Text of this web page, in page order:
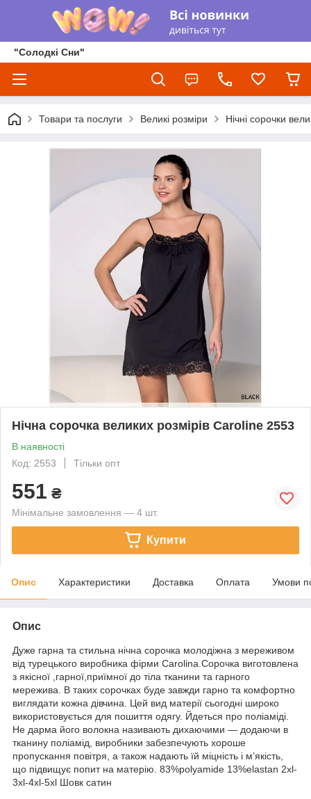
"Солодкі Сни"
Товари та послуги Великі розміри Нічні сорочки
Нічна сорочка великих розмірів Caroline 2553
В наявності
Код: 2553
Тільки опт
551 ₴
Мінімальне замовлення — 4 шт.
Купити
Опис Характеристики Доставка Оплата Умови
Опис
Дуже гарна та стильна нічна сорочка молодіжна з мереживом
від турецького виробника фірми Carolina.Сорочка виготовлена
з якісної ,гарної,приїмної до тіла тканини та гарного
мережива. В таких сорочках буде завжди гарно та комфортно
виглядати кожна дівчина. Цей вид матерії сьогодні широко
використовується для пошиття одягу. Йдеться про поліаміді.
Не дарма його волокна називають дихаючими — додаючи в
тканину поліамід, виробники забезпечують хороше
пропускання повітря, а також надають їй міцність і м’якість,
що підвищує попит на матерію. 83%polyamide 13%elastan 2xl-
3xl-4xl-5xl Шовк сатин